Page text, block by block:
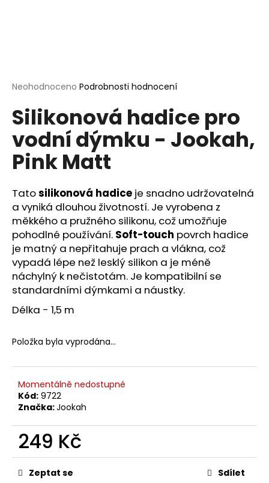
Průměrné
produktu
je
z
5
hvězdiček.
Neohodnoceno Podrobnosti hodnocení
Silikonová hadice pro
vodní dýmku - Jookah,
Pink Matt
Tatosilikonová hadice je snadno udržovatelná
a vyniká dlouhou životností. Je vyrobena z
měkkého a pružného silikonu, což umožňuje
pohodlné používání. Soft-touch povrch hadice
je matný a nepřitahuje prach a vlákna, což
vypadá lépe než lesklý silikon a je méně
náchylný k nečistotám. Je kompatibilní se
standardními dýmkami a náustky.
Délka - 1,5 m
Položka byla vyprodána…
Momentálně nedostupné
Kód: 9722
Značka:Jookah
249 Kč
Měrná
cena:Zeptat se Sdílet
HLEDAT
D
o
p
o
r
u
č
u
j
e
e